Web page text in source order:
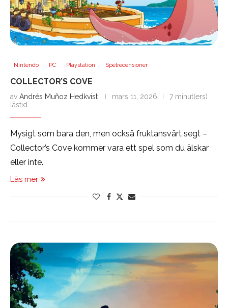
Nintendo PC Playstation Spelrecensioner
COLLECTOR’S COVE
av Andrés Muñoz Hedkvist mars 11, 2026
7 minut(ers)
lästid
Mysigt som bara den, men också fruktansvärt segt –
Collector’s Cove kommer vara ett spel som du älskar
eller inte.
Läs mer